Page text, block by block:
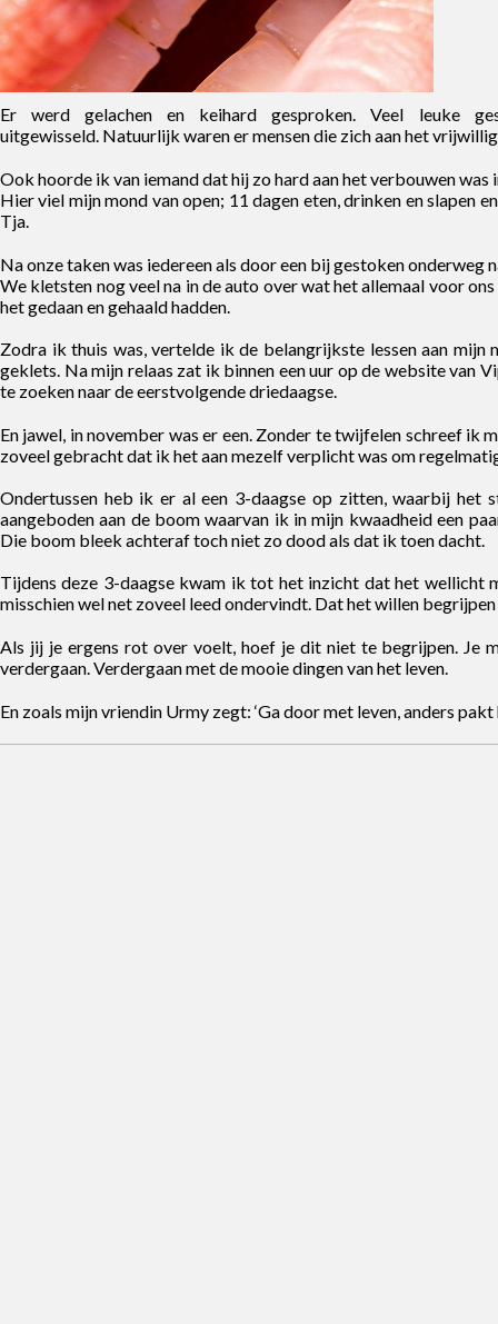
Er werd gelachen en keihard gesproken. Veel leuke
uitgewisseld. Natuurlijk waren er mensen die zich aan het
Ook hoorde ik van iemand dat hij zo hard aan het verbouwen was
Hier viel mijn mond van open; 11 dagen eten, drinken en slapen
Tja.
Na onze taken was iedereen als door een bij gestoken onderweg
We kletsten nog veel na in de auto over wat het allemaal voor
het gedaan en gehaald hadden.
Zodra ik thuis was, vertelde ik de belangrijkste lessen aan
geklets. Na mijn relaas zat ik binnen een uur op de website van
te zoeken naar de eerstvolgende driedaagse.
En jawel, in november was er een. Zonder te twijfelen schreef ik
zoveel gebracht dat ik het aan mezelf verplicht was om
Ondertussen heb ik er al een 3-daagse op zitten, waarbij het
aangeboden aan de boom waarvan ik in mijn kwaadheid een
Die boom bleek achteraf toch niet zo dood als dat ik toen dacht.
Tijdens deze 3-daagse kwam ik tot het inzicht dat het wellicht
misschien wel net zoveel leed ondervindt. Dat het willen
Als jij je ergens rot over voelt, hoef je dit niet te begrijpen. Je
verdergaan. Verdergaan met de mooie dingen van het leven.
En zoals mijn vriendin Urmy zegt: ‘Ga door met leven, anders